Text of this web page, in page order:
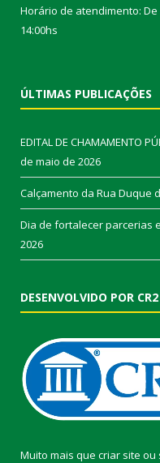
Horário de atendimento:
14:00hs
ÚLTIMAS PUBLICAÇÕES
EDITAL DE CHAMAMENTO
de maio de 2026
Calçamento da Rua Duque
Dia de fortalecer parcerias
2026
DESENVOLVIDO POR CR2
Muito mais que criar site ou